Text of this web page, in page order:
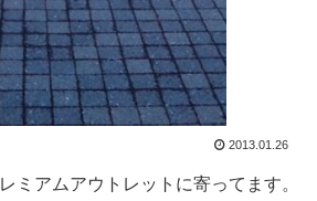
2013.01.26
ミアムアウトレットに寄ってます。